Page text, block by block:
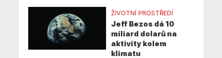
ŽIVOTNÍ PROSTŘEDÍ
Jeff Bezos dá 10
miliard dolarů na
aktivity kolem
klimatu